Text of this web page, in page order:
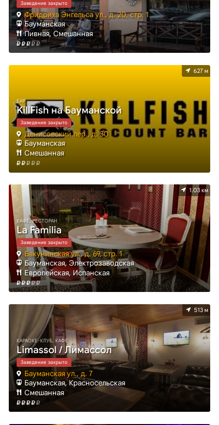
Заведение закрыто
Фридриха Энгельса ул., д. 20, стр. 1
Бауманская
Пивная, Смешанная
627 м
БАР
KillFish на Бауманской
Заведение закрыто
Денисовский пер., д. 30
Бауманская
Смешанная
1.03 км
КАФЕ, РЕСТОРАН
La Familia
Заведение закрыто
Бакунинская ул., д. 69, стр. 1
Бауманская, Электрозаводская
Европейская, Испанская
513 м
КАРАОКЕ-КЛУБ, КАФЕ
Limassol / Лимассол
Заведение закрыто
Бауманская ул., д. 7
Бауманская, Красносельская
Смешанная